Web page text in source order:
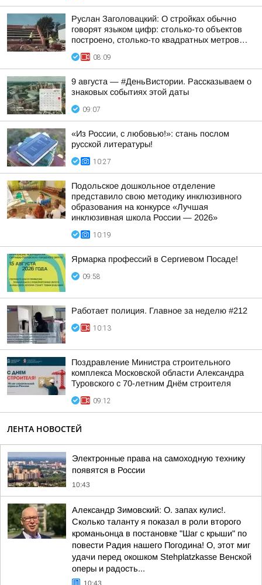
Руслан Заголовацкий: О стройках обычно
говорят языком цифр: столько-то объектов
построено, столько-то квадратных метров…
08:09
9 августа — #ДеньВистории. Рассказываем о
знаковых событиях этой даты
09:07
«Из России, с любовью!»: стань послом
русской литературы!
10:27
Подольское дошкольное отделение
представило свою методику инклюзивного
образования на конкурсе «Лучшая
инклюзивная школа России — 2026»
10:19
Ярмарка профессий в Сергиевом Посаде!
09:58
Работает полиция. Главное за неделю #212
10:13
Поздравление Министра строительного
комплекса Московской области Александра
Туровского с 70-летним Днём строителя
09:12
ЛЕНТА НОВОСТЕЙ
Электронные права на самоходную технику
появятся в России
10:43
Александр Зимовский: О. запах кулис!.
Сколько таланту я показал в роли второго
кроманьонца в постановке "Шаг с крыши" по
повести Радия нашего Погодина! О, этот миг
удачи перед окошком Stehplatzkasse Венской
оперы и радость...
10:43